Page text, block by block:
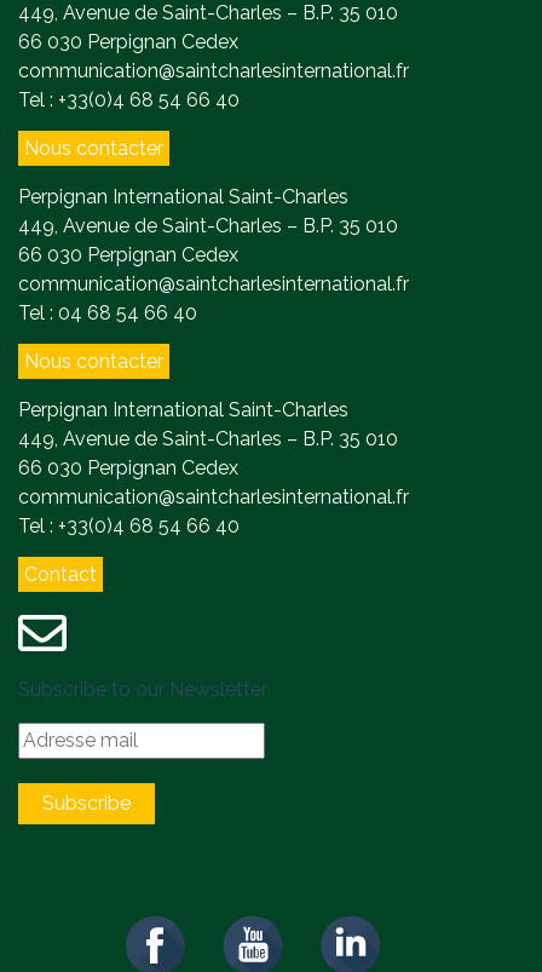
449, Avenue de Saint-Charles – B.P. 35 010
66 030 Perpignan Cedex
communication@saintcharlesinternational.fr
Tel : +33(0)4 68 54 66 40
Nous contacter
Perpignan International Saint-Charles
449, Avenue de Saint-Charles – B.P. 35 010
66 030 Perpignan Cedex
communication@saintcharlesinternational.fr
Tel : 04 68 54 66 40
Nous contacter
Perpignan International Saint-Charles
449, Avenue de Saint-Charles – B.P. 35 010
66 030 Perpignan Cedex
communication@saintcharlesinternational.fr
Tel : +33(0)4 68 54 66 40
Contact
Subscribe to our Newsletter
Subscribe